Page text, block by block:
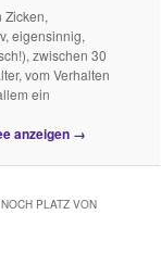
Zicken,
eigensinnig,
zwischen 30
vom Verhalten
ein
anzeigen →
PLATZ VON